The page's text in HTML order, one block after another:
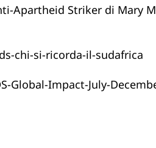
Apartheid Striker di Mary
chi-si-ricorda-il-sudafrica
Impact-July-